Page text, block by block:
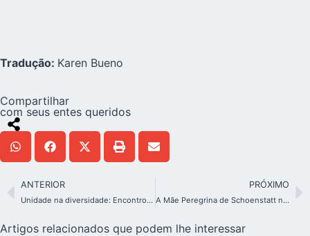
Tradução: Karen Bueno
Compartilhar
com seus entes queridos
ANTERIOR
Unidade na diversidade: Encontro reúne movimentos e novas comunidades
PRÓXIMO
A Mãe Peregrina de Schoenstatt na Colômbia: Uma história de milagres
Artigos relacionados que podem lhe interessar